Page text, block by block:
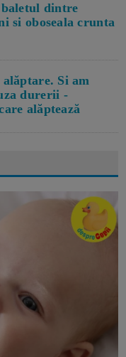
baletul dintre
si oboseala crunta
Si am
durerii -
alăptează